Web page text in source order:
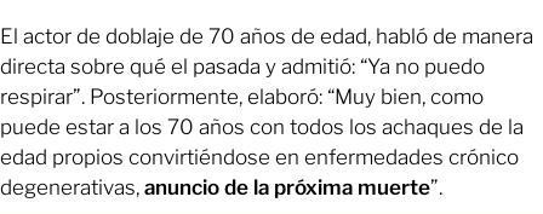
El actor de doblaje de 70 años de edad, habló de manera
directa sobre qué el pasada y admitió: “Ya no puedo
respirar”. Posteriormente, elaboró: “Muy bien, como
puede estar a los 70 años con todos los achaques de la
edad propios convirtiéndose en enfermedades crónico
degenerativas, anuncio de la próxima muerte”.